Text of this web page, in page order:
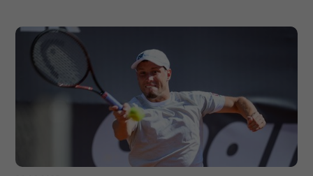
Zweck
zufällig generierte ID, für die
historische Speicherung Ihrer
vorgenommen Einstellungen, falls der
Webseiten-Betreiber dies eingestellt
hat.